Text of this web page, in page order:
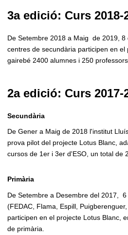
3a edició: Curs 2018-
De Setembre 2018 a Maig de 2019, 8
centres de secundària participen en
gairebé 2400 alumnes i 250 professors.
2a edició: Curs 2017-
Secundària
De Gener a Maig de 2018 l'institut
prova pilot del projecte Lotus Blanc,
cursos de 1er i 3er d'ESO, un total de
Primària
De Setembre a Desembre del 2017,
(FEDAC, Flama, Espill,
participen en el projecte Lotus Blanc,
de primària.